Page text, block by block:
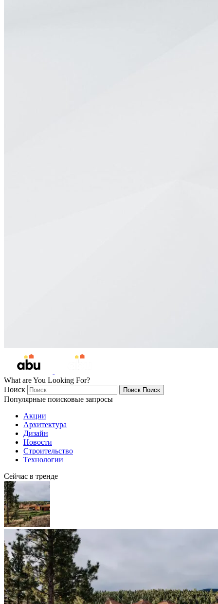
What are You Looking For?
Поиск
Поиск Поиск
Популярные поисковые запросы
Акции
Архитектура
Дизайн
Новости
Строительство
Технологии
Сейчас в тренде